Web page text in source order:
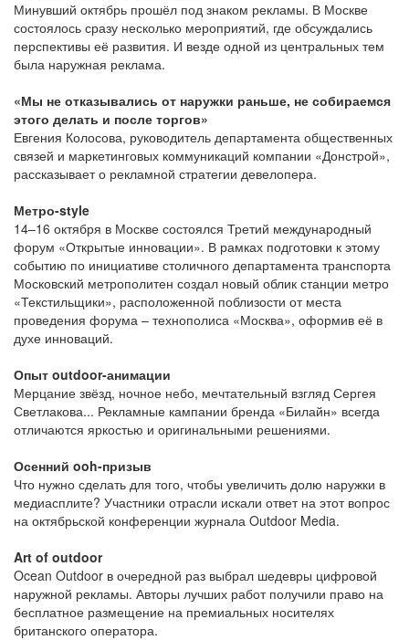
Минувший октябрь прошёл под знаком рекламы. В Москве
состоялось сразу несколько мероприятий, где обсуждались
перспективы её развития. И везде одной из центральных тем
была наружная реклама.
«Мы не отказывались от наружки раньше, не собираемся
этого делать и после торгов»
Евгения Колосова, руководитель департамента общественных
связей и маркетинговых коммуникаций компании «Донстрой»,
рассказывает о рекламной стратегии девелопера.
Метро-style
14–16 октября в Москве состоялся Третий международный
форум «Открытые инновации». В рамках подготовки к этому
событию по инициативе столичного департамента транспорта
Московский метрополитен создал новый облик станции метро
«Текстильщики», расположенной поблизости от места
проведения форума – технополиса «Москва», оформив её в
духе инноваций.
Опыт outdoor-анимации
Мерцание звёзд, ночное небо, мечтательный взгляд Сергея
Светлакова... Рекламные кампании бренда «Билайн» всегда
отличаются яркостью и оригинальными решениями.
Осенний ooh-призыв
Что нужно сделать для того, чтобы увеличить долю наружки в
медиасплите? Участники отрасли искали ответ на этот вопрос
на октябрьской конференции журнала Outdoor Media.
Art of outdoor
Ocean Outdoor в очередной раз выбрал шедевры цифровой
наружной рекламы. Авторы лучших работ получили право на
бесплатное размещение на премиальных носителях
британского оператора.